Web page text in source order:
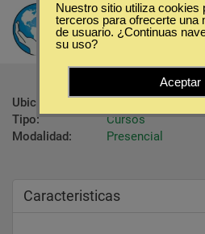
Distribuciones
Ubicación:
Valladolid -
Tipo:
Cursos
Modalidad:
Presencial
Caracteristicas
Nuestro sitio utiliza cookies
terceros para ofrecerte una
de usuario. ¿Continuas
su uso?
Aceptar